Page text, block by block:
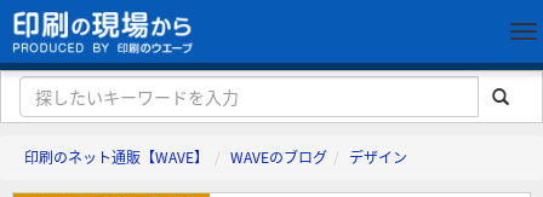
印刷のネット通販【WAVE】 WAVEのブログ デザイン